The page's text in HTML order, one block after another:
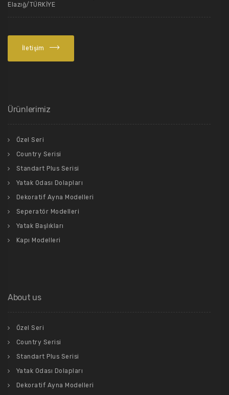
Elazığ/TÜRKİYE
İletişim
Ürünlerimiz
Özel Seri
Country Serisi
Standart Plus Serisi
Yatak Odası Dolapları
Dekoratif Ayna Modelleri
Seperatör Modelleri
Yatak Başlıkları
Kapı Modelleri
About us
Özel Seri
Country Serisi
Standart Plus Serisi
Yatak Odası Dolapları
Dekoratif Ayna Modelleri